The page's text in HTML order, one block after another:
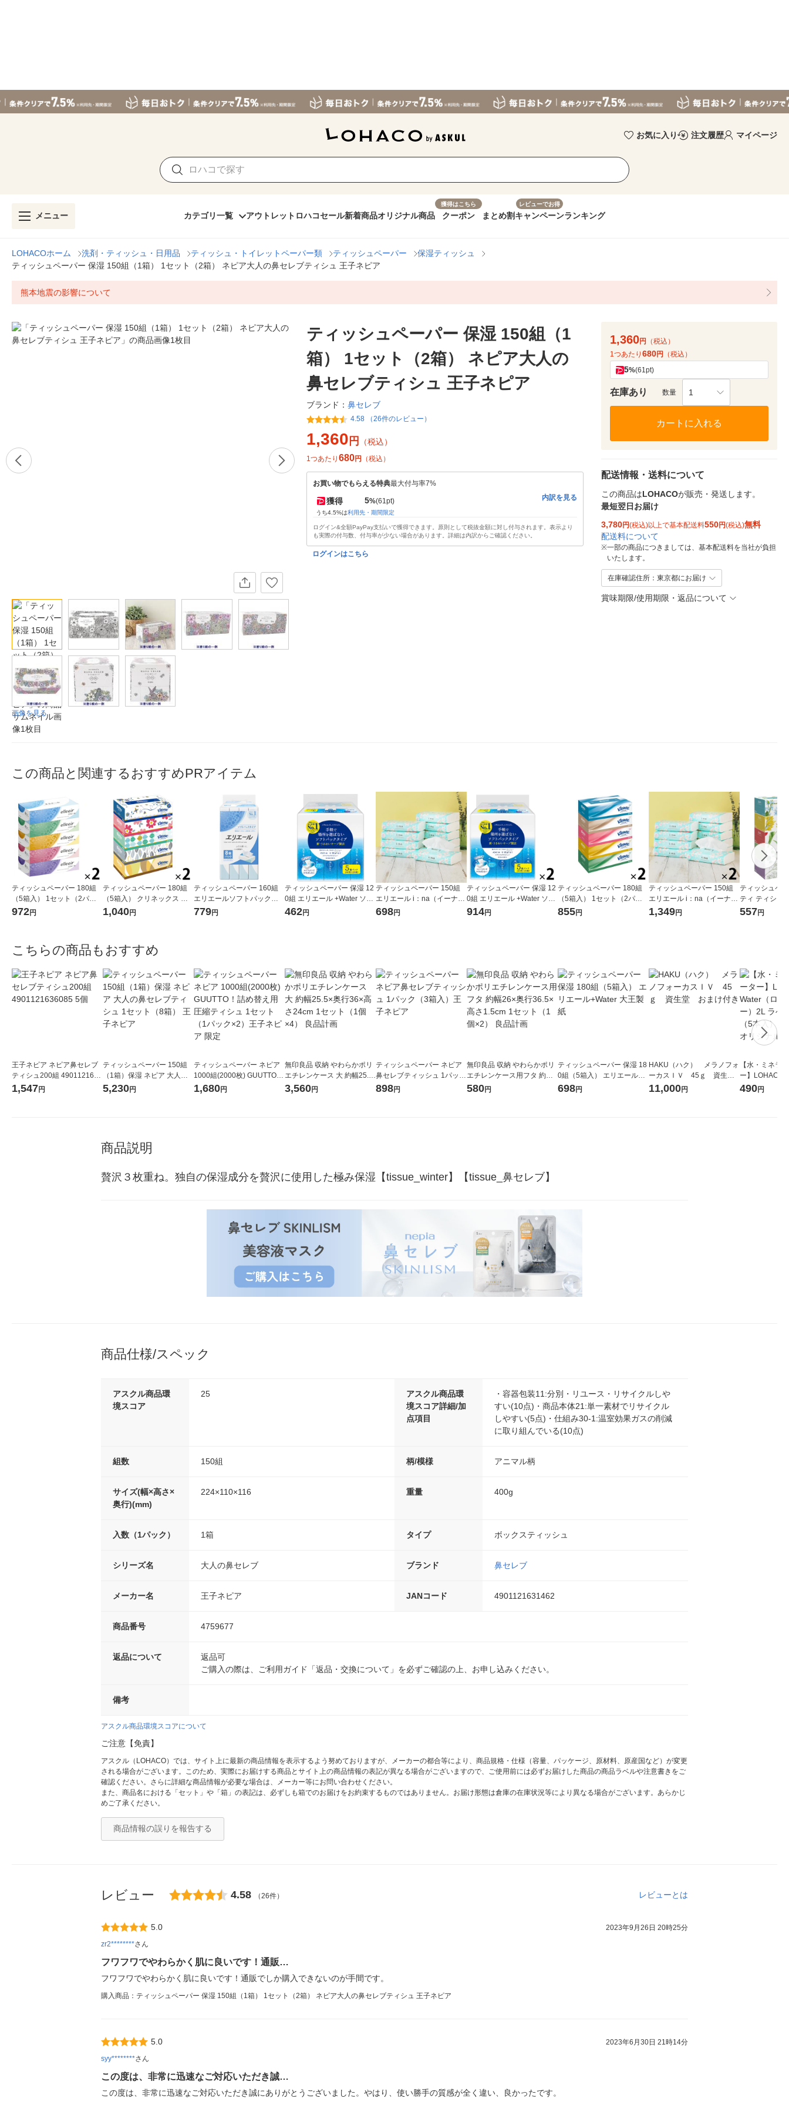
お気に入り 注文履歴 マイページ
メニュー カテゴリ一覧 アウトレット ロハコセール新着商品オリジナル商品
獲得はこちら
クーポン まとめ割
レビューでお得
キャンペーンランキング
LOHACOホーム 洗剤・ティッシュ・日用品 ティッシュ・トイレットペーパー類 ティッシュペーパー
保湿ティッシュ
ティッシュペーパー 保湿 150組（1箱） 1セット（2箱） ネピア大人の鼻セレブティシュ 王子ネピア
熊本地震の影響について
画像を見る
ティッシュペーパー 保湿 150組（1
箱） 1セット（2箱） ネピア大人の
鼻セレブティシュ 王子ネピア
ブランド： 鼻セレブ
4.58 （26件のレビュー）
1,360 円 （税込）
1つあたり 680円 （税込）
お買い物でもらえる特典最大付与率7%
獲得 5%(61pt)
うち4.5%は利用先・期間限定
内訳を見る
ログイン&全額PayPay支払いで獲得できます。原則として税抜金額に対し付与されます。表示より
も実際の付与数、付与率が少ない場合があります。詳細は内訳からご確認ください。
ログインはこちら
1,360円
（税込）
1つあたり 680円 （税込）
5%(61pt)
在庫あり 数量 1
カートに入れる
配送情報・送料について
この商品はLOHACOが販売・発送します。
最短翌日お届け
3,780円(税込)以上で基本配送料550円(税込)無料
配送料について
※一部の商品につきましては、基本配送料を当社が負担
いたします。
在庫確認住所：東京都にお届け
賞味期限/使用期限・返品について
この商品と関連するおすすめPRアイテム
ティッシュペーパー 180組
（5箱入） 1セット（2パッ
ク） エリエールティシュー
972円
ティッシュペーパー 180組
（5箱入） クリネックス 北
欧デザイン 1セット（2パッ
ク） 日本製紙クレシア
1,040円
ティッシュペーパー 160組
エリエールソフトパックテ
ィシュー 1パック（8個入）
779円
ティッシュペーパー 保湿 12
0組 エリエール +Water ソフ
トパックティッシュー 1パッ
462円
ティッシュペーパー 150組
エリエール i：na（イーナ）
ソフトパックティシュー 1パ
698円
ティッシュペーパー 保湿 12
0組 エリエール +Water ソフ
トパックティッシュー 1セッ
914円
ティッシュペーパー 180組
（5箱入） 1セット（2パッ
ク） クリネックスティシュ
855円
ティッシュペーパー 150組
エリエール i：na（イーナ）
ソフトパックティシュー 1セ
ット（2パック）大王製紙
1,349円
ティッシュペ
ティ ティシュ
入）フラワー
557円
こちらの商品もおすすめ
王子ネピア ネピア鼻セレブ
ティシュ200組 4901121636
085 5個
1,547円
ティッシュペーパー 150組
（1箱）保湿 ネピア 大人の
鼻セレブティシュ 1セット
（8箱） 王子ネピア
5,230円
ティッシュペーパー ネピア
1000組(2000枚) GUUTTO！
詰め替え用圧縮ティシュ 1セ
ット（1パック×2）王子ネピ
1,680円
無印良品 収納 やわらかポリ
エチレンケース 大 約幅25.5
×奥行36×高さ24cm 1セット
（1個×4） 良品計画
3,560円
ティッシュペーパー ネピア
鼻セレブティッシュ 1パック
（3箱入）王子ネピア
898円
無印良品 収納 やわらかポリ
エチレンケース用フタ 約幅2
6×奥行36.5×高さ1.5cm 1セ
580円
ティッシュペーパー 保湿 18
0組（5箱入） エリエール+W
ater 大王製紙
698円
HAKU（ハク） メラノフォ
ーカスＩＶ 45ｇ 資生
堂 おまけ付き
11,000円
【水・ミネラ
ー】LOHACO
コウォーター
490円
商品説明
贅沢３枚重ね。独自の保湿成分を贅沢に使用した極み保湿【tissue_winter】【tissue_鼻セレブ】
商品仕様/スペック
アスクル商品環
境スコア
25
アスクル商品環
境スコア詳細/加
点項目
・容器包装11:分別・リユース・リサイクルしや
すい(10点)・商品本体21:単一素材でリサイクル
しやすい(5点)・仕組み30-1:温室効果ガスの削減
に取り組んでいる(10点)
組数 150組 柄/模様 アニマル柄
サイズ(幅×高さ×
奥行)(mm)
224×110×116 重量 400g
入数（1パック） 1箱 タイプ ボックスティッシュ
シリーズ名 大人の鼻セレブ ブランド 鼻セレブ
メーカー名 王子ネピア JANコード 4901121631462
商品番号 4759677
返品について
返品可
ご購入の際は、ご利用ガイド「返品・交換について」を必ずご確認の上、お申し込みください。
備考
アスクル商品環境スコアについて
ご注意【免責】
アスクル（LOHACO）では、サイト上に最新の商品情報を表示するよう努めておりますが、メーカーの都合等により、商品規格・仕様（容量、パッケージ、原材料、原産国など）が変更
される場合がございます。このため、実際にお届けする商品とサイト上の商品情報の表記が異なる場合がございますので、ご使用前には必ずお届けした商品の商品ラベルや注意書きをご
確認ください。さらに詳細な商品情報が必要な場合は、メーカー等にお問い合わせください。
また、商品名における「セット」や「箱」の表記は、必ずしも箱でのお届けをお約束するものではありません。お届け形態は倉庫の在庫状況等により異なる場合がございます。あらかじ
めご了承ください。
商品情報の誤りを報告する
レビュー 4.58 （26件） レビューとは
5.0
2023年9月26日 20時25分
zr2********さん
フワフワでやわらかく肌に良いです！通販…
フワフワでやわらかく肌に良いです！通販でしか購入できないのが手間です。
購入商品：ティッシュペーパー 保湿 150組（1箱） 1セット（2箱） ネピア大人の鼻セレブティシュ 王子ネピア
5.0
2023年6月30日 21時14分
syy********さん
この度は、非常に迅速なご対応いただき誠…
この度は、非常に迅速なご対応いただき誠にありがとうございました。やはり、使い勝手の質感が全く違い、良かったです。